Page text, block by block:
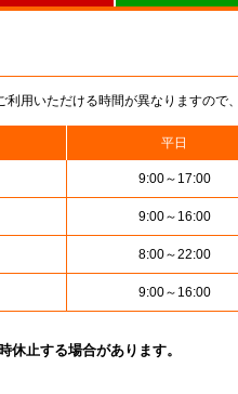
用いただける時間が異なりますので
平日
9:00～17:00
9:00～16:00
8:00～22:00
9:00～16:00
止する場合があります。